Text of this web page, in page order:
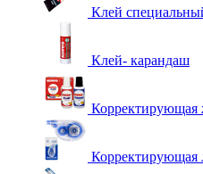
Клей
Клей- карандаш
Корректирующая
Корректирующая